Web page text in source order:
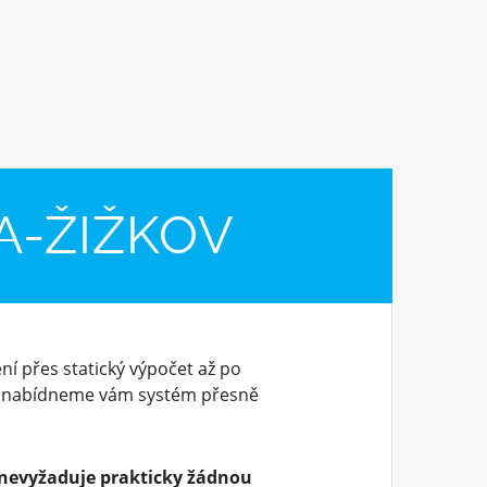
ŽIŽKOV
přes statický výpočet až po
vám systém přesně
prakticky žádnou